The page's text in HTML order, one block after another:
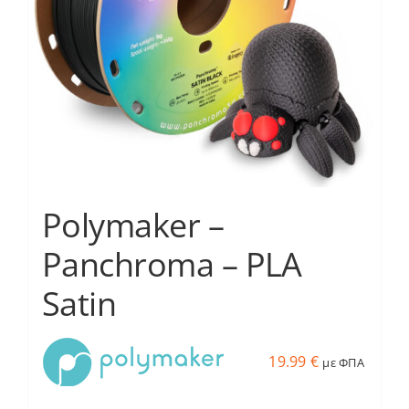
να
επιλεγούν
στη
σελίδα
του
προϊόντος
Polymaker –
Panchroma – PLA
Satin
19.99 € με ΦΠΑ